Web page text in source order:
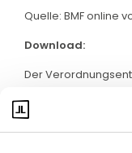
Quelle: BMF online
Download:
Der